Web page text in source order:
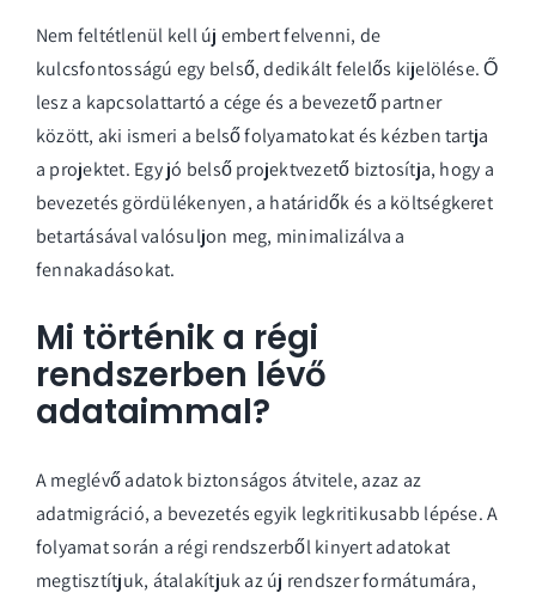
Nem feltétlenül kell új embert felvenni, de
kulcsfontosságú egy belső, dedikált felelős kijelölése. Ő
lesz a kapcsolattartó a cége és a bevezető partner
között, aki ismeri a belső folyamatokat és kézben tartja
a projektet. Egy jó belső projektvezető biztosítja, hogy a
bevezetés gördülékenyen, a határidők és a költségkeret
betartásával valósuljon meg, minimalizálva a
fennakadásokat.
Mi történik a régi
rendszerben lévő
adataimmal?
A meglévő adatok biztonságos átvitele, azaz az
adatmigráció, a bevezetés egyik legkritikusabb lépése. A
folyamat során a régi rendszerből kinyert adatokat
megtisztítjuk, átalakítjuk az új rendszer formátumára,